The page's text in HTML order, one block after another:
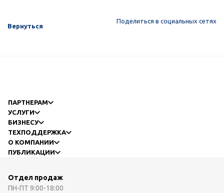
Вернуться
Поделиться в социальных сетях
ПАРТНЕРАМ
УСЛУГИ
БИЗНЕСУ
ТЕХПОДДЕРЖКА
О КОМПАНИИ
ПУБЛИКАЦИИ
Отдел продаж
ПН-ПТ 9:00-18:00